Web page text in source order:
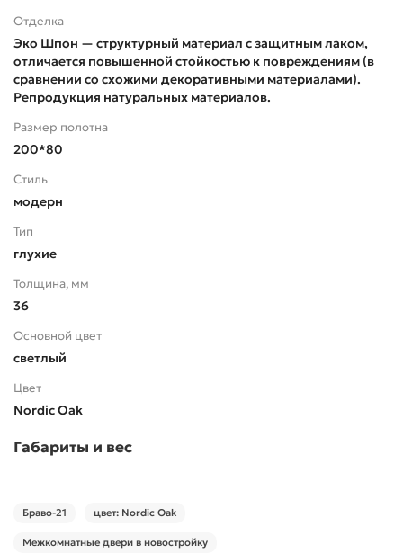
Отделка
Эко Шпон — структурный материал с защитным лаком,
отличается повышенной стойкостью к повреждениям (в
сравнении со схожими декоративными материалами).
Репродукция натуральных материалов.
Размер полотна
200*80
Стиль
модерн
Тип
глухие
Толщина, мм
36
Основной цвет
светлый
Цвет
Nordic Oak
Габариты и вес
Браво-21 цвет: Nordic Oak
Межкомнатные двери в новостройку